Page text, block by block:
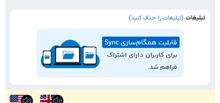
تبلیغات (تبلیغات را حذف کنید)